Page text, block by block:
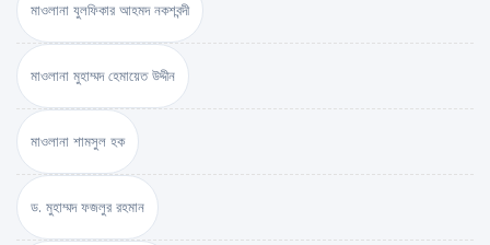
মাওলানা যুলফিকার আহমদ নকশবন্দী
মাওলানা মুহাম্মদ হেমায়েত উদ্দীন
মাওলানা শামসুল হক
ড. মুহাম্মদ ফজলুর রহমান